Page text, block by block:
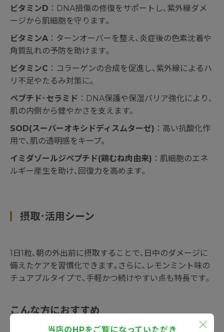
ビタミンD ：DNA損傷の修復をサポートし､紫外線ダメ
ージから肌細胞を守ります｡
ビタミンA ：ターンオーバーを整え､炎症後の色素沈着や
角質乱れの予防を助けます｡
ビタミンC ：コラーゲンの合成を促進し､紫外線によるハ
リ不足やたるみ対策に｡
ペプチド･セラミド ：DNA保護や保湿バリア強化により､
肌の内側から健やかさを支えます｡
SOD(スーパーオキシドディスムターゼ) ：高い抗酸化作
用で､肌の透明感をキープ｡
イミダゾールジペプチド(鶏むね肉由来) ：肌細胞のエネ
ルギー産生を助け､回復力を高めます｡
摂取･活用シーン
1日1粒､朝の外出前に摂取することで､日中のダメージに
備えたケアを習慣化できます｡さらに､レモンミント味の
チュアブルタイプで､手軽かつ続けやすい点も特長です｡
こんな方におすすめ
当店のHPをご覧になっていただき